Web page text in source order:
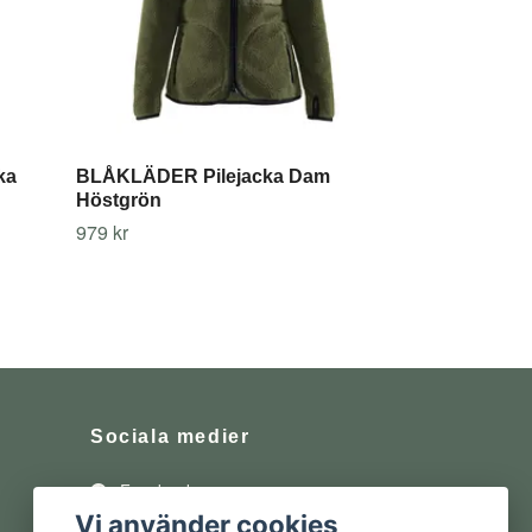
BLÅKLÄDER Pilejacka Dam
Höstgrön
979 kr
Sociala medier
Facebook
Instagram
Vi använder cookies